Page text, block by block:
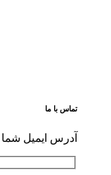
تماس با ما
آدرس ایمیل